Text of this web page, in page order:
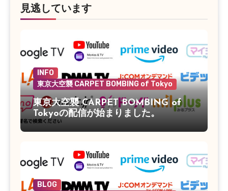
見逃しています
INFO
東京大空襲 CARPET BOMBING of Tokyo
東京大空襲 CARPET BOMBING of
Tokyoの配信が始まりました。
BLOG